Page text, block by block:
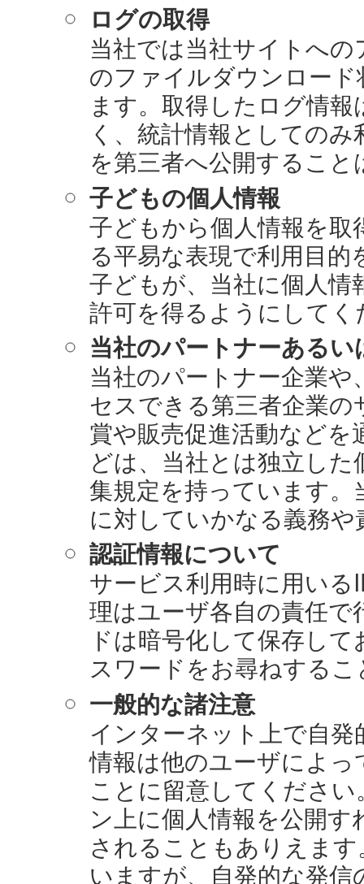
ログの取得
当社では当社サイトへ
のファイルダウンロー
ます。取得したログ情
く、統計情報としての
を第三者へ公開するこ
子どもの個人情報
子どもから個人情報を
る平易な表現で利用目
子どもが、当社に個人
許可を得るようにしてく
当社のパートナーある
当社のパートナー企業
セスできる第三者企業
賞や販売促進活動など
どは、当社とは独立し
集規定を持っています
に対していかなる義務
認証情報について
サービス利用時に用い
理はユーザ各自の責任
ドは暗号化して保存し
スワードをお尋ねする
一般的な諸注意
インターネット上で自
情報は他のユーザによ
ことに留意してくださ
ン上に個人情報を公開
されることもありえま
いますが、自発的な発